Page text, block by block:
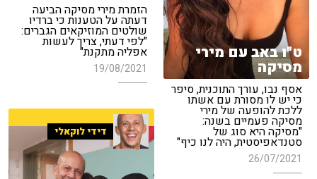
הזמרת מירי מסיקה הביעה
דעתה על הטענות כי ברדיו
שולטים המוזיקאים הגברים:
"לפי דעתי, צריך לעשות
אפליה מתקנת"
19/08/2021
ט"ו באב עם מירי
מסיקה
אסף נבו, עורך התוכנית, סיפר
כי יש לו מסורת עם אשתו
ללכת להופעה של מירי
מסיקה פעמיים בשנה:
"מסיקה היא סוג של
סטנדאפיסטית, היה לנו כיף"
26/07/2021
דידי לוקאלי